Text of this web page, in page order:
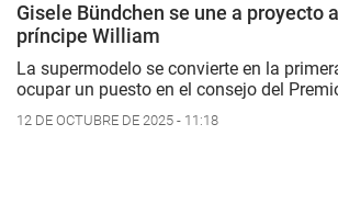
Gisele Bündchen se une a proyecto
príncipe William
La supermodelo se convierte en la
ocupar un puesto en el consejo del
12 DE OCTUBRE DE 2025 - 11:18